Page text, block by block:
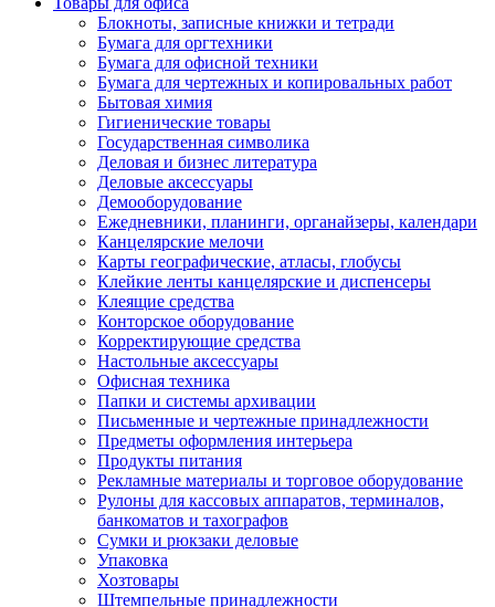
Блокноты, записные книжки и тетради
Бумага для оргтехники
Бумага для офисной техники
Бумага для чертежных и копировальных работ
Бытовая химия
Гигиенические товары
Государственная символика
Деловая и бизнес литература
Деловые аксессуары
Демооборудование
Ежедневники, планинги, органайзеры, календари
Канцелярские мелочи
Карты географические, атласы, глобусы
Клейкие ленты канцелярские и диспенсеры
Клеящие средства
Конторское оборудование
Корректирующие средства
Настольные аксессуары
Офисная техника
Папки и системы архивации
Письменные и чертежные принадлежности
Предметы оформления интерьера
Продукты питания
Рекламные материалы и торговое оборудование
Рулоны для кассовых аппаратов, терминалов,
банкоматов и тахографов
Сумки и рюкзаки деловые
Упаковка
Хозтовары
Штемпельные принадлежности